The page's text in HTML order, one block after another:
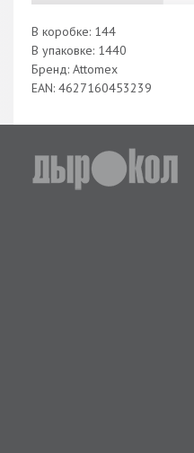
В коробке: 144
В упаковке: 1440
Бренд: Attomex
EAN: 4627160453239